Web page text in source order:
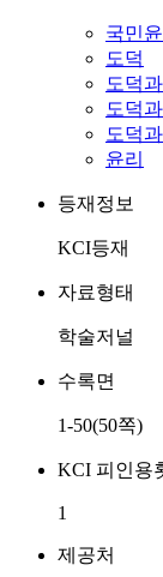
국민윤
도덕
도덕
도덕
도덕
윤리
등재정보
KCI등재
자료형태
학술저널
수록면
1-50(50쪽)
KCI 피인용
1
제공처